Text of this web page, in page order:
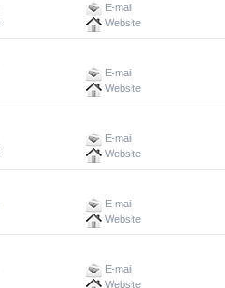
E-mail
Website
E-mail
Website
E-mail
Website
E-mail
Website
E-mail
Website